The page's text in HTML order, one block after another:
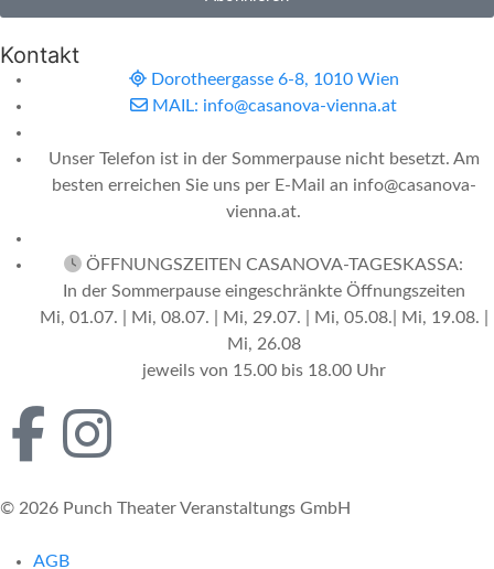
Kontakt
Dorotheergasse 6-8, 1010 Wien
MAIL: info@casanova-vienna.at
Unser Telefon ist in der Sommerpause nicht besetzt. Am
besten erreichen Sie uns per E-Mail an info@casanova-
vienna.at.
ÖFFNUNGSZEITEN CASANOVA-TAGESKASSA:
In der Sommerpause eingeschränkte Öffnungszeiten
Mi, 01.07. | Mi, 08.07. | Mi, 29.07. | Mi, 05.08.| Mi, 19.08. |
Mi, 26.08
jeweils von 15.00 bis 18.00 Uhr
© 2026 Punch Theater Veranstaltungs GmbH
AGB